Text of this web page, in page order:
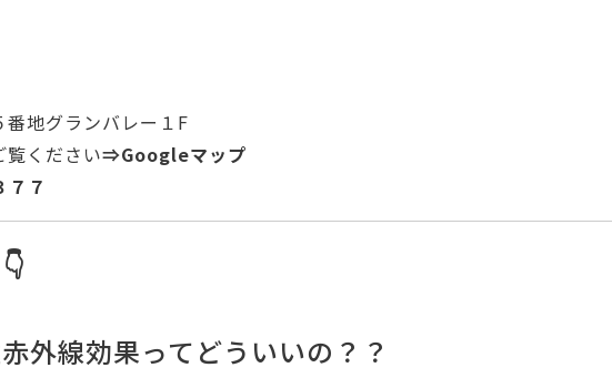
地グランバレー１F
ください⇒Googleマップ
７７
外線効果ってどういいの？？